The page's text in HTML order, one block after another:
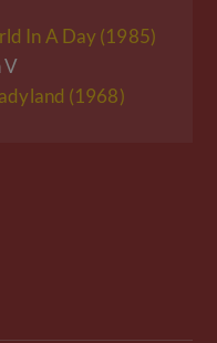
In A Day (1985)
V
(1968)